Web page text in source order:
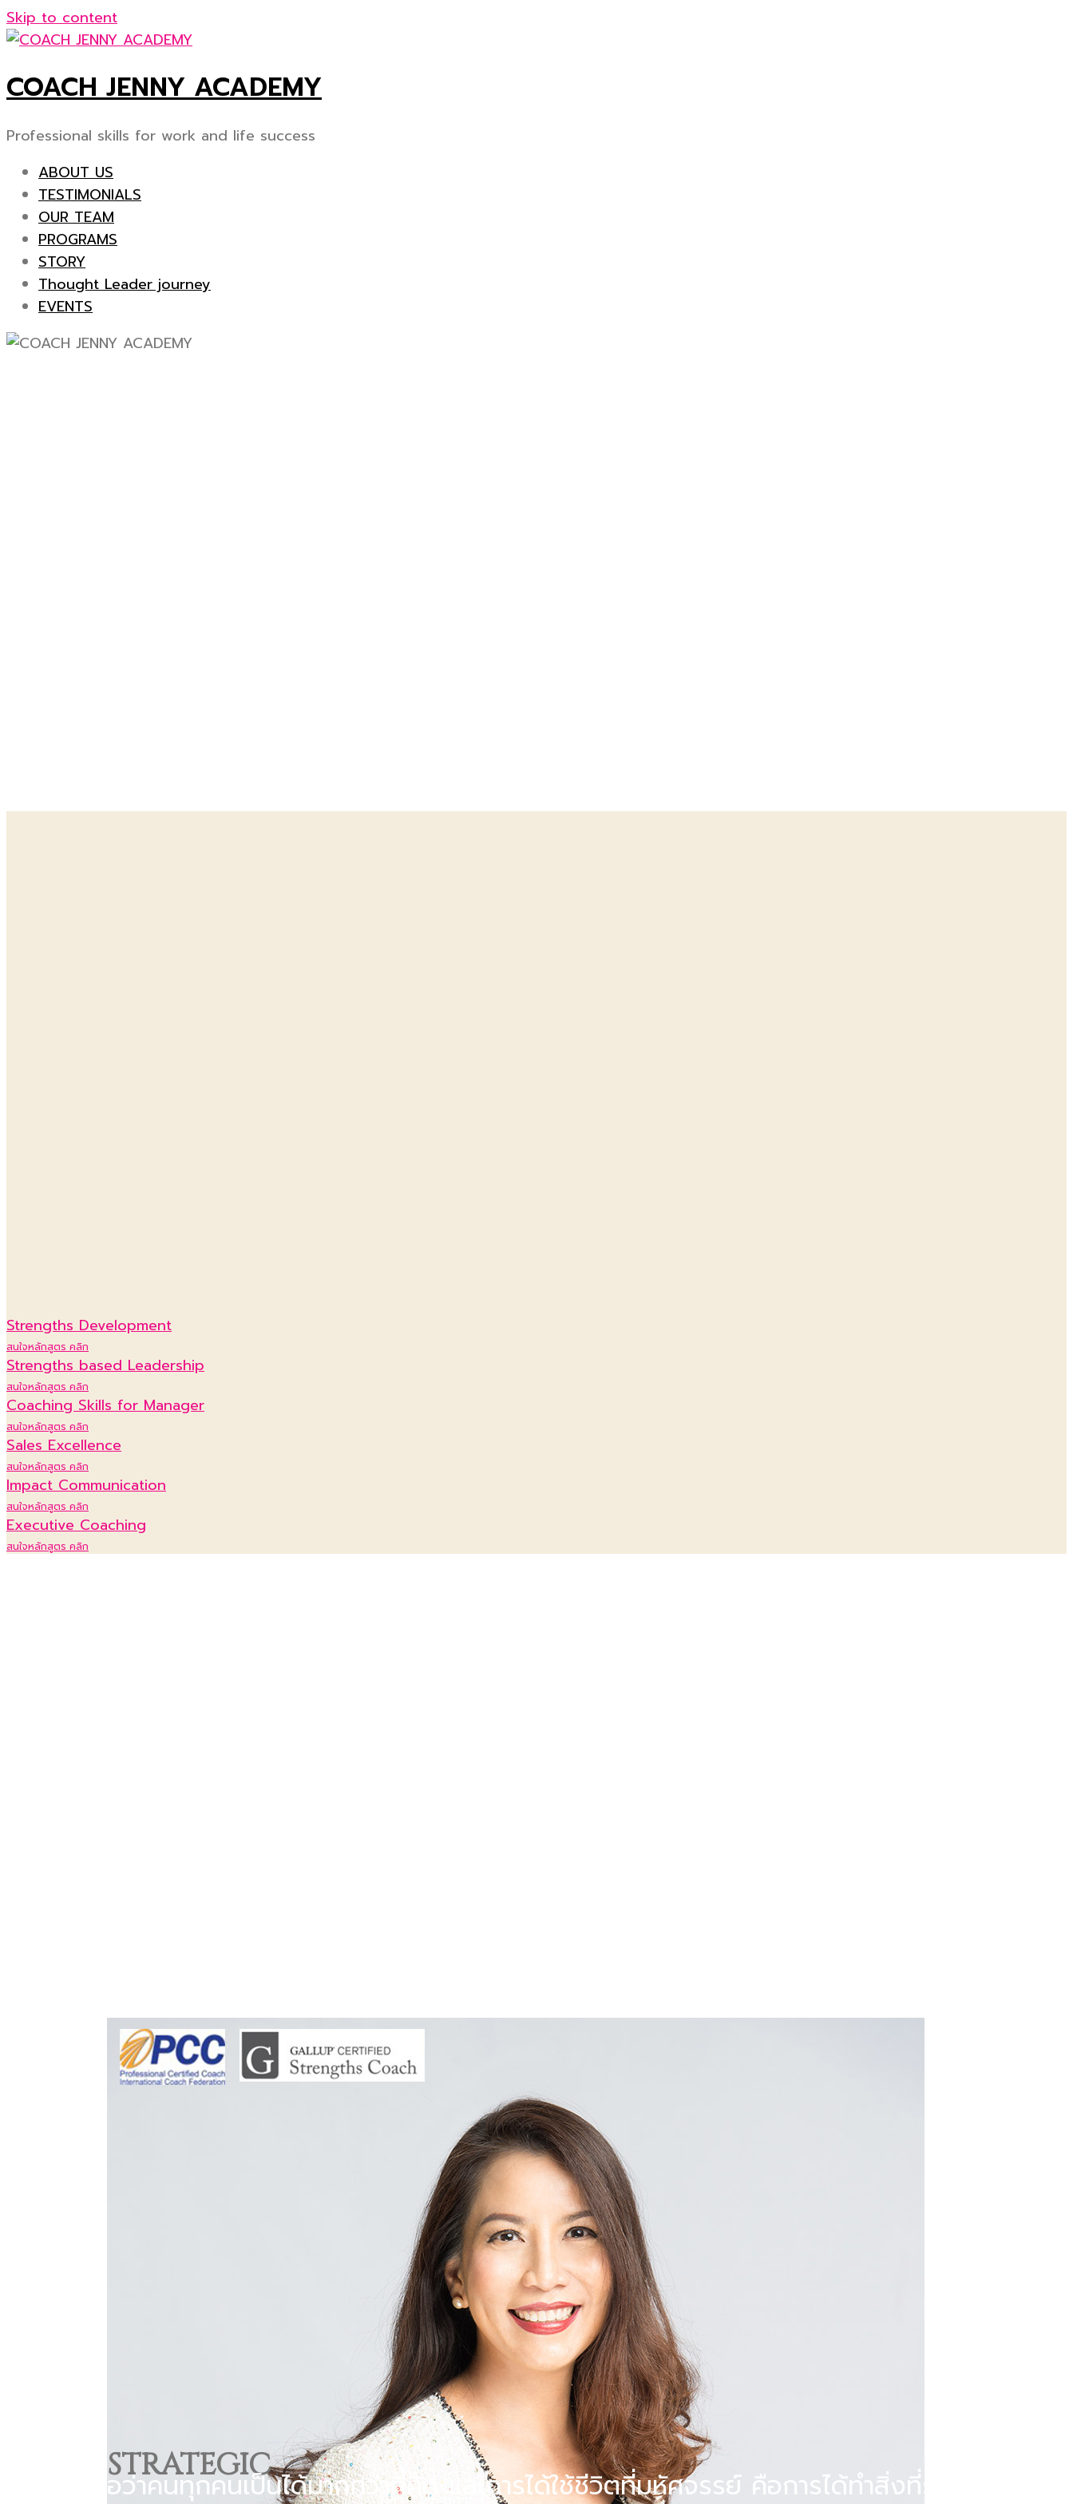
Skip to content
COACH JENNY ACADEMY
Professional skills for work and life success
ABOUT US
TESTIMONIALS
OUR TEAM
PROGRAMS
STORY
Thought Leader journey
EVENTS
Strengths Development
สนใจหลักสูตร คลิก
Strengths based Leadership
สนใจหลักสูตร คลิก
Coaching Skills for Manager
สนใจหลักสูตร คลิก
Sales Excellence
สนใจหลักสูตร คลิก
Impact Communication
สนใจหลักสูตร คลิก
Executive Coaching
สนใจหลักสูตร คลิก
STRATEGIC
“เราเชื่อว่าคนทุกคนเป็นได้มากกว่าที่คิด และการได้ใช้ชีวิตที่มหัศจรรย์ คือการได้ทำสิ่งที่รัก ประสบ